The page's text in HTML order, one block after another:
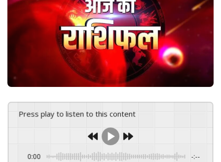
m
i
Press play to listen to this content
0:00 -:--